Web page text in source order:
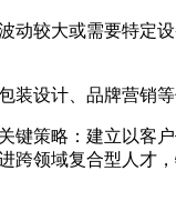
动较大或需要特定
设计、品牌营销
策略：建立以
领域复合型人